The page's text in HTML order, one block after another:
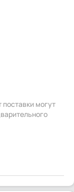
поставки могут